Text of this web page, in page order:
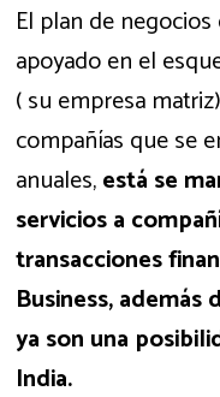
El plan de
apoyado en el
( su empresa
compañías que se
anuales,está se
servicios a
transacciones
Business,
ya son una
India.